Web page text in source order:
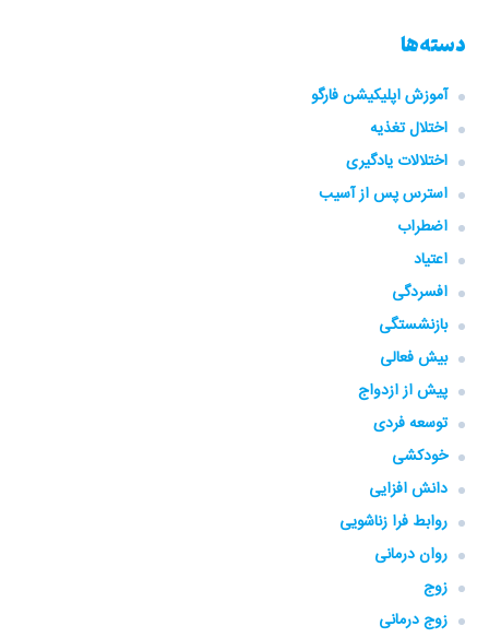
دسته‌ها
آموزش اپلیکیشن فارگو
اختلال تغذیه
اختلالات یادگیری
استرس پس از آسیب
اضطراب
اعتیاد
افسردگی
بازنشستگی
بیش فعالی
پیش از ازدواج
توسعه فردی
خودکشی
دانش افزایی
روابط فرا زناشویی
روان درمانی
زوج
زوج درمانی